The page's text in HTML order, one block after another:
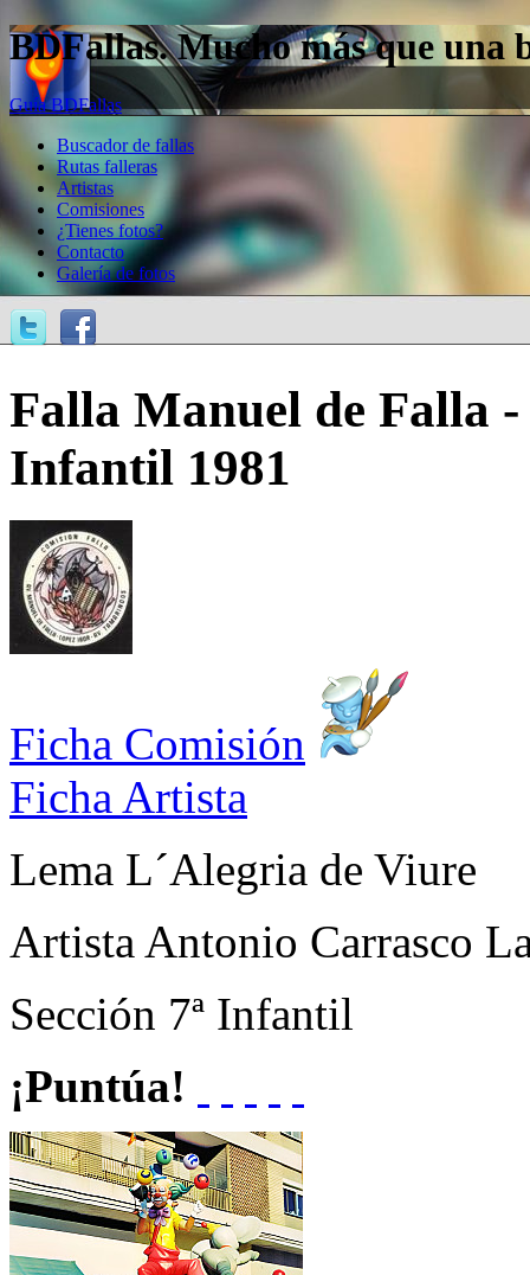
BDFallas. Mucho más que una
Guía BDFallas
Buscador de fallas
Rutas falleras
Artistas
Comisiones
¿Tienes fotos?
Contacto
Galería de fotos
Falla Manuel de Falla
Infantil 1981
Ficha Comisión
Ficha Artista
Lema L´Alegria de Viure
Artista Antonio Carrasco
Sección 7ª Infantil
¡Puntúa!